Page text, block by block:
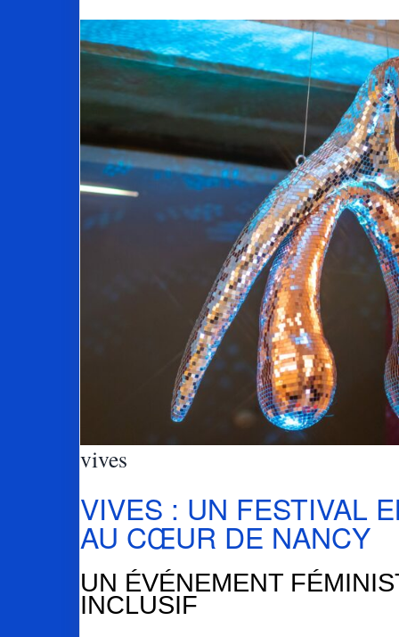
vives
VIVES : UN FESTIVAL
AU CŒUR DE NANCY
UN ÉVÉNEMENT
INCLUSIF